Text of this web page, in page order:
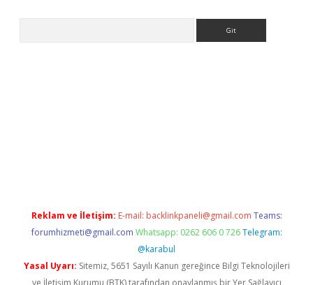
Reklam ve İletişim: E-mail: backlinkpaneli@gmail.com Teams:
forumhizmeti@gmail.com Whatsapp: 0262 606 0 726 Telegram:
@karabul
Yasal Uyarı: Sitemiz, 5651 Sayılı Kanun gereğince Bilgi Teknolojileri
ve İletişim Kurumu (BTK) tarafından onaylanmış bir Yer Sağlayıcı